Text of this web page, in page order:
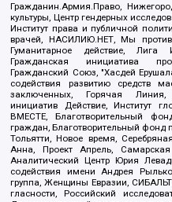
Гражданин.Армия.Право,
культуры, Центр гендерных
Институт права и публичной
врачей, НАСИЛИЮ.НЕТ, Мы
Гуманитарное действие, Лига
Гражданская инициатива
Гражданский Союз, "Хасдей
содействия развитию средств
заключенных, Горячая Линия,
инициатив Действие, Институт
ВМЕСТЕ, Благотворительный
граждан, Благотворительный
Тольятти, Новое время,
Анна, Проект Апрель,
Аналитический Центр Юрия
содействия имени Андрея
группа, Женщины Евразии,
гласности, Российский